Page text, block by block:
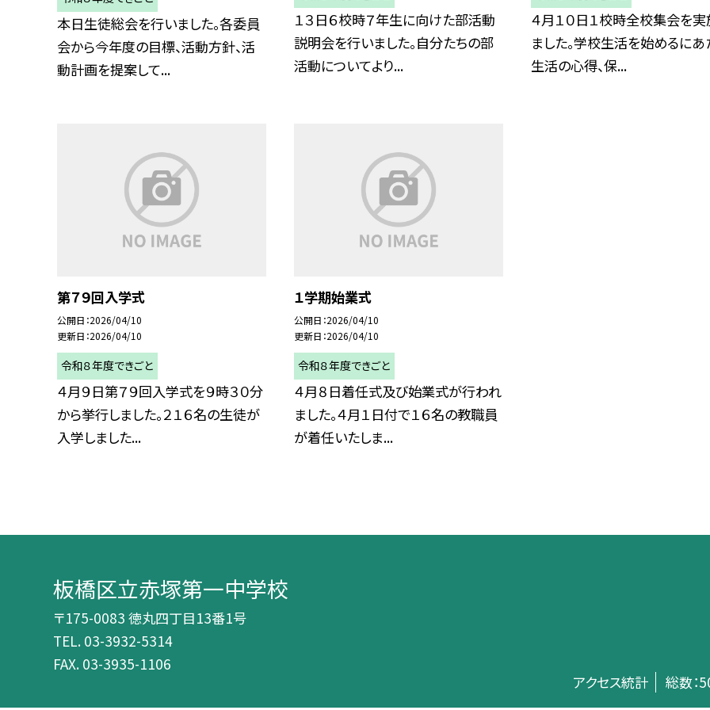
本日生徒総会を行いました。各委員
会から今年度の目標、活動方針、活
動計画を提案して...
１３日６校時７年生に向けた部活動
説明会を行いました。自分たちの部
活動についてより...
４月１０日１校時全校集会を実
ました。学校生活を始めるにあ
生活の心得、保...
第７９回入学式
公開日 2026/04/10
更新日 2026/04/10
令和８年度できごと
４月９日第７９回入学式を９時３０分
から挙行しました。２１６名の生徒が
入学しました...
１学期始業式
公開日 2026/04/10
更新日 2026/04/10
令和８年度できごと
４月８日着任式及び始業式が行われ
ました。４月１日付で１６名の教職員
が着任いたしま...
板橋区立赤塚第一中学校
〒175-0083 徳丸四丁目13番1号
TEL. 03-3932-5314
FAX. 03-3935-1106
アクセス統計 総数：